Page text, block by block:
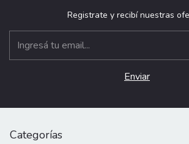
Registrate y recibí nuestras
Categorías